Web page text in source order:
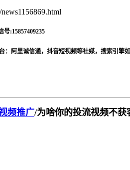
:15857409235
：阿里诚信通，抖音短视频等社媒，搜索引擎
频推广/为啥你的投流视频不获